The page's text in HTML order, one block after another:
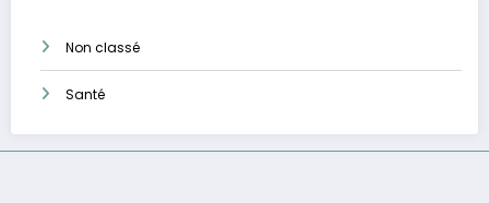
Non classé
Santé